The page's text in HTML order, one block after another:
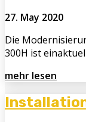
27. May 2020
Die
300H ist
mehr lesen
Installation